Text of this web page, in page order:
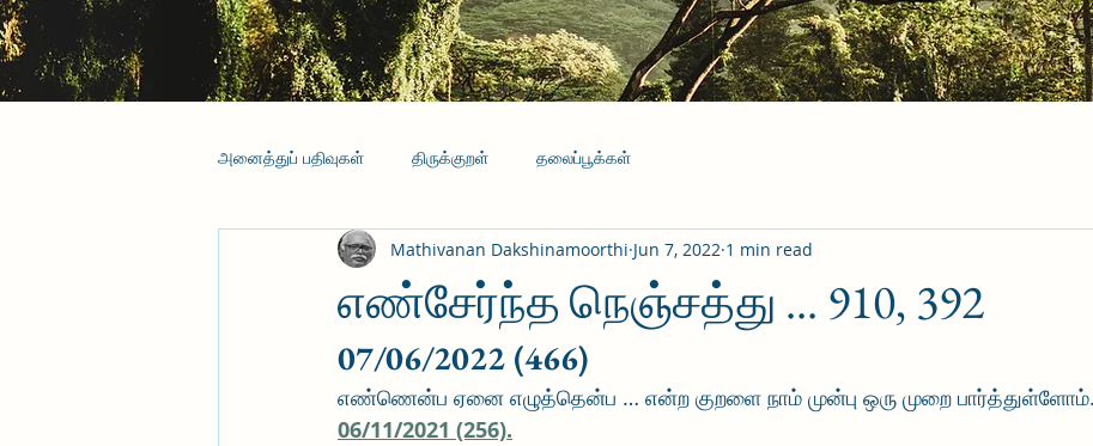
அனைத்துப் பதிவுகள் திருக்குறள் தலைப்பூக்கள்
எண்சேர்ந்த நெஞ்சத்து ... 910, 392
Mathivanan Dakshinamoorthi Jun 7, 2022 1 min read
07/06/2022 (466)
எண்ணென்ப ஏனை எழுத்தென்ப … என்ற குறளை நாம் முன்பு ஒரு முறை
06/11/2021 (256).